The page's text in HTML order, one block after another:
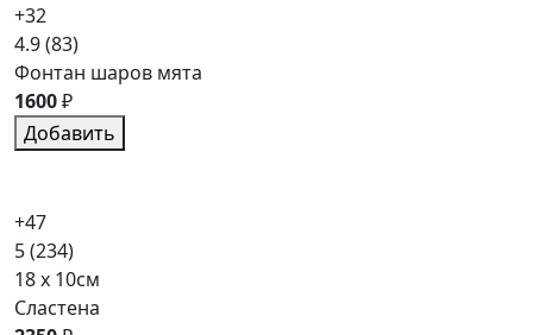
+32
4.9(83)
Фонтан шаров мята
1600₽
Добавить
+47
5(234)
18 x 10см
Сластена